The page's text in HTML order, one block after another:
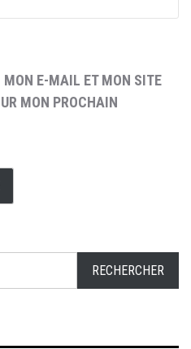
MON E-MAIL ET MON SITE
MON PROCHAIN